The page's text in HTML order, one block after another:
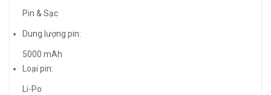
Pin & Sạc
Dung lượng pin:
5000 mAh
Loại pin:
Li-Po